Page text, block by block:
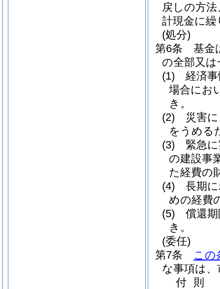
戻しの方
計現金に
(処分)
第6条
基金
の全部又
(1)
経済
場合にお
き。
(2)
災害
をうめる
(3)
緊急
の建設事
た経費の
(4)
長期
めの経費
(5)
償還
き。
(委任)
第7条
この
な事項は
付 則